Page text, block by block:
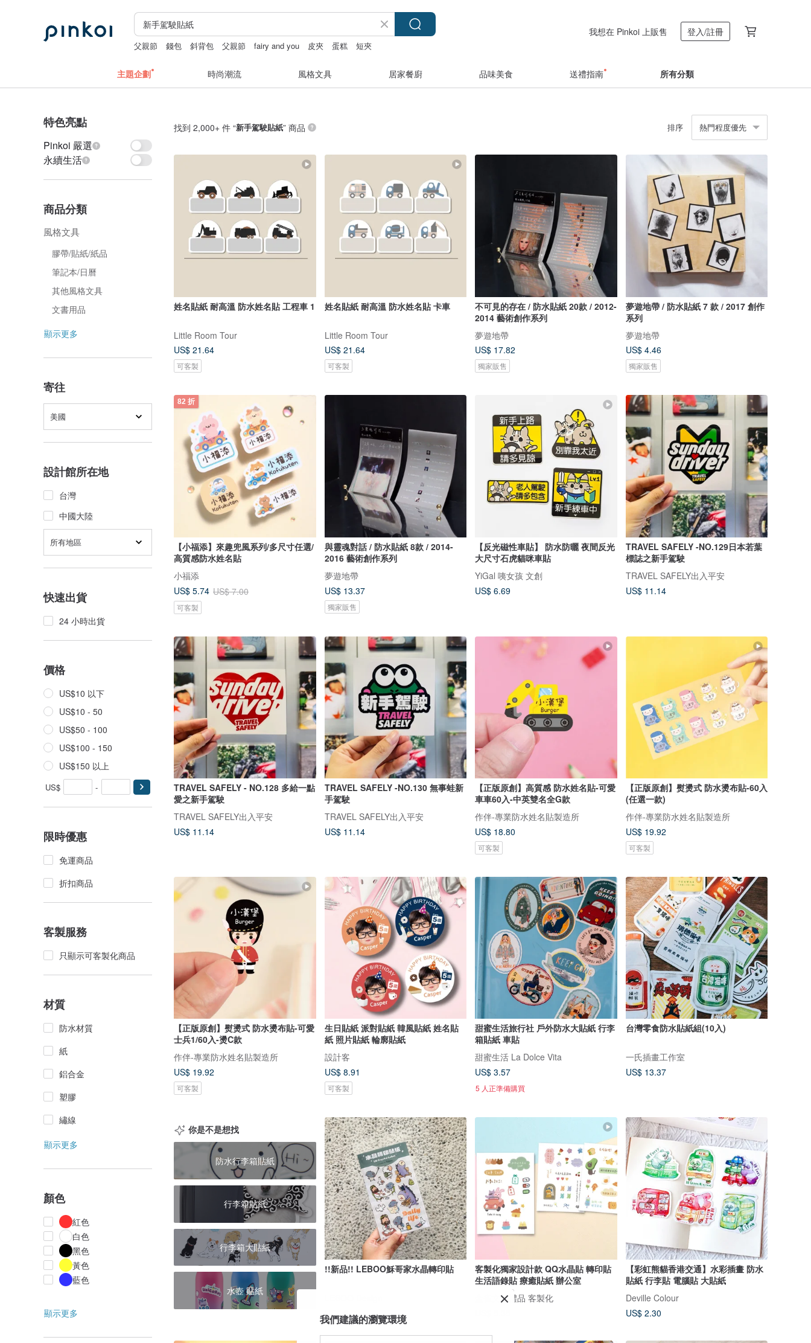
父親節 錢包 斜背包 父親節 fairy and you 皮夾 蛋糕 短夾
我想在 Pinkoi 上販售 登入/註冊
主題企劃 時尚潮流 風格文具 居家餐廚 品味美食 送禮指南 所有分類
特色亮點
Pinkoi 嚴選
永續生活
商品分類
風格文具
膠帶/貼紙/紙品
筆記本/日曆
其他風格文具
文書用品
顯示更多
寄往
美國
設計館所在地
台灣
中國大陸
所有地區
快速出貨
24 小時出貨
價格
US$10 以下
US$10 - 50
US$50 - 100
US$100 - 150
US$150 以上
US$ -
限時優惠
免運商品
折扣商品
客製服務
只顯示可客製化商品
材質
防水材質
紙
鋁合金
塑膠
繡線
顯示更多
顏色
紅色
白色
黑色
黃色
藍色
顯示更多
找到 2,000+ 件 “新手駕駛貼紙” 商品 排序 熱門程度優先
姓名貼紙 耐高溫 防水姓名貼 工程車 1
Little Room Tour
US$ 21.64
可客製
姓名貼紙 耐高溫 防水姓名貼 卡車
Little Room Tour
US$ 21.64
可客製
不可見的存在 / 防水貼紙 20款 / 2012-
2014 藝術創作系列
夢遊地帶
US$ 17.82
獨家販售
夢遊地帶 / 防水貼紙 7 款 / 2017 創作
系列
夢遊地帶
US$ 4.46
獨家販售
82 折
【小福添】來趣兜風系列/多尺寸任選/
高質感防水姓名貼
小福添
US$ 5.74 US$ 7.00
可客製
與靈魂對話 / 防水貼紙 8款 / 2014-
2016 藝術創作系列
夢遊地帶
US$ 13.37
獨家販售
【反光磁性車貼】 防水防曬 夜間反光
大尺寸石虎貓咪車貼
YiGal 咦女孩 文創
US$ 6.69
TRAVEL SAFELY -NO.129日本若葉
標誌之新手駕駛
TRAVEL SAFELY出入平安
US$ 11.14
TRAVEL SAFELY - NO.128 多給一點
愛之新手駕駛
TRAVEL SAFELY出入平安
US$ 11.14
TRAVEL SAFELY -NO.130 無事蛙新
手駕駛
TRAVEL SAFELY出入平安
US$ 11.14
【正版原創】高質感 防水姓名貼-可愛
車車60入-中英雙名全G款
作伴-專業防水姓名貼製造所
US$ 18.80
可客製
【正版原創】熨燙式 防水燙布貼-60入
(任選一款)
作伴-專業防水姓名貼製造所
US$ 19.92
可客製
【正版原創】熨燙式 防水燙布貼-可愛
士兵1/60入-燙C款
作伴-專業防水姓名貼製造所
US$ 19.92
可客製
生日貼紙 派對貼紙 韓風貼紙 姓名貼
紙 照片貼紙 輪廓貼紙
設計客
US$ 8.91
可客製
甜蜜生活旅行社 戶外防水大貼紙 行李
箱貼紙 車貼
甜蜜生活 La Dolce Vita
US$ 3.57
5 人正準備購買
台灣零食防水貼紙組(10入)
一氏插畫工作室
US$ 13.37
你是不是想找
防水行李箱貼紙
行李箱貼紙
行李箱大貼紙
水壺 貼紙
!!新品!! LEBOO穌哥家水晶轉印貼
US$ 6.02
客製化獨家設計款 QQ水晶貼 轉印貼
生活語錄貼 療癒貼紙 辦公室
金雀文創禮品 客製化
【彩虹熊貓香港交通】水彩插畫 防水
貼紙 行李貼 電腦貼 大貼紙
Deville Colour
US$ 2.30
我們建議的瀏覽環境